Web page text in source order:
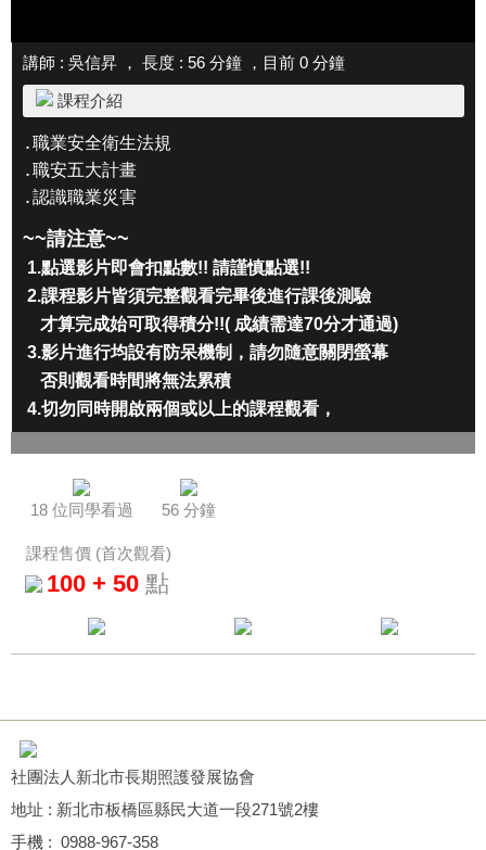
講師 : 吳信昇 ， 長度 : 56 分鐘 ，目前 0 分鐘
課程介紹
․職業安全衛生法規
․職安五大計畫
․認識職業災害
~~請注意~~
1.點選影片即會扣點數!! 請謹慎點選!!
2.課程影片皆須完整觀看完畢後進行課後測驗
才算完成始可取得積分!!( 成績需達70分才通過)
3.影片進行均設有防呆機制 ， 請勿隨意關閉螢幕
否則觀看時間將無法累積
4.切勿同時開啟兩個或以上的課程觀看 ，
將會影響積分的取得
★認證字號：[台智俊長字第
★專業法規課程： 1
★課程截止日：111.12.31
18 位同學看過 56 分鐘
課程售價 (首次觀看)
100 + 50 點
社團法人新北市長期照護發展協會
地址 : 新北市板橋區縣民大道一段271號2樓
手機 : 0988-967-358